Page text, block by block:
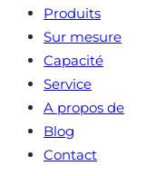
Produits
Sur mesure
Capacité
Service
A propos de
Blog
Contact